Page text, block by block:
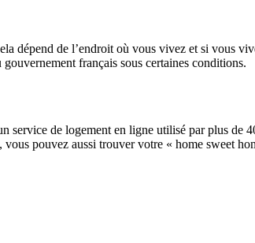
dépend de l’endroit où vous vivez et si vous
français sous certaines conditions.
service de logement en ligne utilisé par plus de
pouvez aussi trouver votre « home sweet